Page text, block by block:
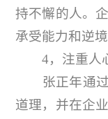
持不懈的人。
承受能力和逆
4，注重人心
张正年通过
道理，并在企